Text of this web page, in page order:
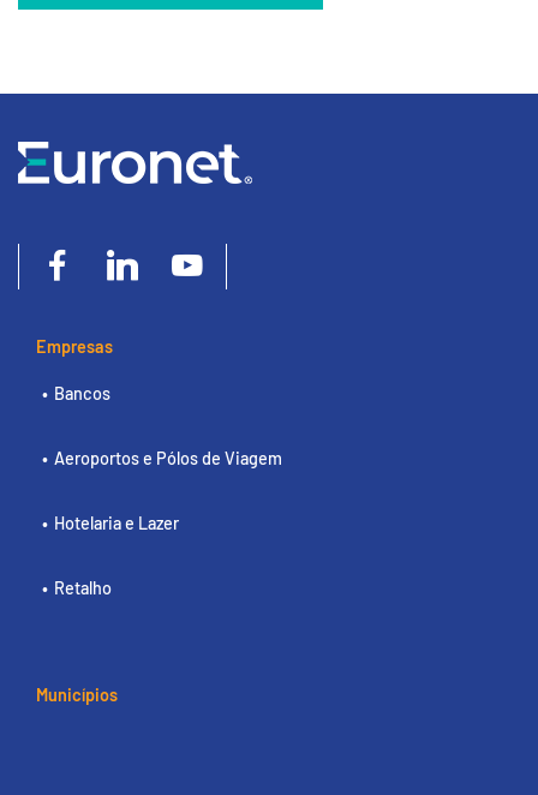
Empresas
Bancos
Aeroportos e Pólos de Viagem
Hotelaria e Lazer
Retalho
Municípios